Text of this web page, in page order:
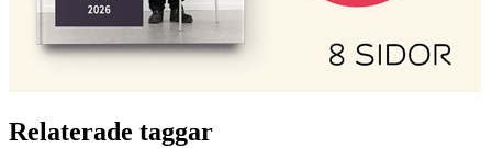
Relaterade taggar